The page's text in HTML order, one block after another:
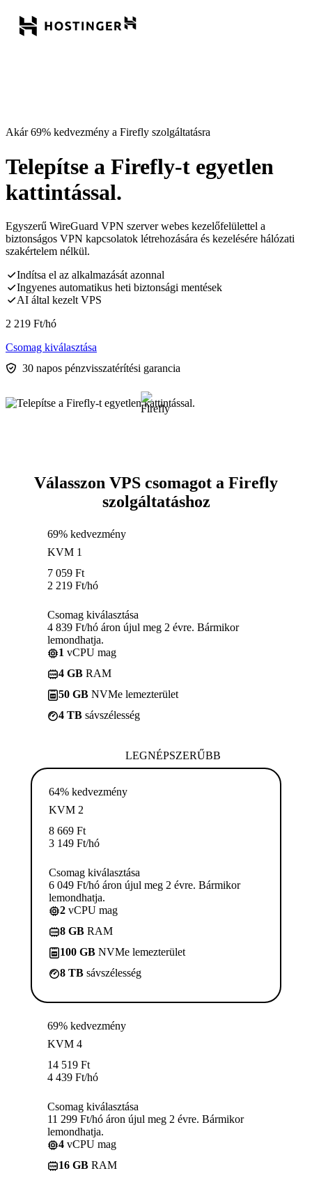
Akár 69% kedvezmény a Firefly szolgáltatásra
Telepítse a Firefly-t egyetlen
kattintással.
Egyszerű WireGuard VPN szerver webes kezelőfelülettel a
biztonságos VPN kapcsolatok létrehozására és kezelésére hálózati
szakértelem nélkül.
Indítsa el az alkalmazását azonnal
Ingyenes automatikus heti biztonsági mentések
AI által kezelt VPS
2 219 Ft/hó
Csomag kiválasztása
30 napos pénzvisszatérítési garancia
Válasszon VPS csomagot a Firefly
szolgáltatáshoz
69% kedvezmény
KVM 1
7 059 Ft
2 219 Ft/hó
Csomag kiválasztása
4 839 Ft/hó áron újul meg 2 évre. Bármikor
lemondhatja.
1 vCPU mag
4 GB RAM
50 GB NVMe lemezterület
4 TB sávszélesség
LEGNÉPSZERŰBB
64% kedvezmény
KVM 2
8 669 Ft
3 149 Ft/hó
Csomag kiválasztása
6 049 Ft/hó áron újul meg 2 évre. Bármikor
lemondhatja.
2 vCPU mag
8 GB RAM
100 GB NVMe lemezterület
8 TB sávszélesség
69% kedvezmény
KVM 4
14 519 Ft
4 439 Ft/hó
Csomag kiválasztása
11 299 Ft/hó áron újul meg 2 évre. Bármikor
lemondhatja.
4 vCPU mag
16 GB RAM